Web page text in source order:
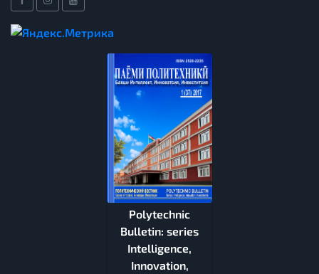
Polytechnic
Bulletin: series
Intelligence,
Innovation,